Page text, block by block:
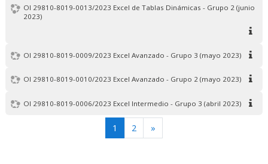
OI 29810-8019-0013/2023 Excel de Tablas Dinámicas - Grupo 2 (junio
2023)
OI 29810-8019-0009/2023 Excel Avanzado - Grupo 3 (mayo 2023)
OI 29810-8019-0010/2023 Excel Avanzado - Grupo 2 (mayo 2023)
OI 29810-8019-0006/2023 Excel Intermedio - Grupo 3 (abril 2023)
1 (current)
2 »Siguiente